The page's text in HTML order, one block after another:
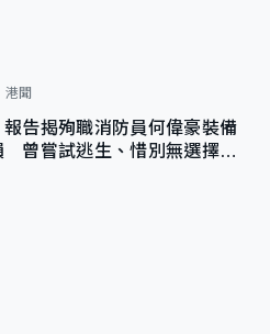
港聞
告揭殉職消防員何偉豪裝備
曾嘗試逃生、惜別無選擇下